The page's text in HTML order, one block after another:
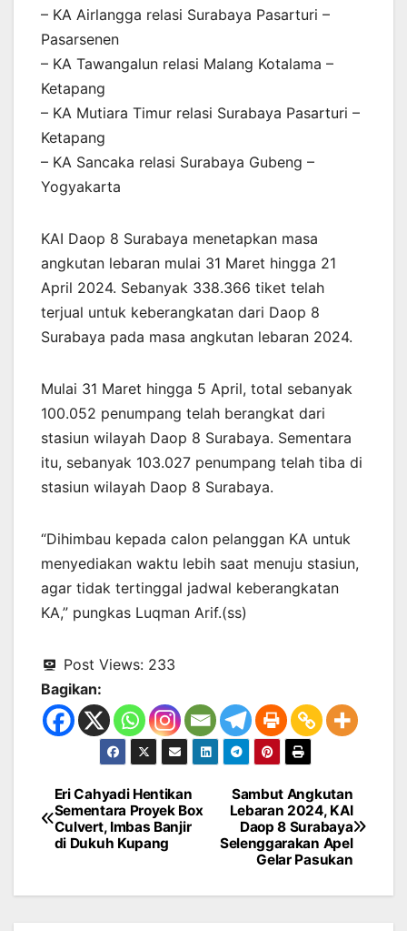
– KA Airlangga relasi Surabaya Pasarturi –
Pasarsenen
– KA Tawangalun relasi Malang Kotalama –
Ketapang
– KA Mutiara Timur relasi Surabaya Pasarturi –
Ketapang
– KA Sancaka relasi Surabaya Gubeng –
Yogyakarta
KAI Daop 8 Surabaya menetapkan masa
angkutan lebaran mulai 31 Maret hingga 21
April 2024. Sebanyak 338.366 tiket telah
terjual untuk keberangkatan dari Daop 8
Surabaya pada masa angkutan lebaran 2024.
Mulai 31 Maret hingga 5 April, total sebanyak
100.052 penumpang telah berangkat dari
stasiun wilayah Daop 8 Surabaya. Sementara
itu, sebanyak 103.027 penumpang telah tiba di
stasiun wilayah Daop 8 Surabaya.
“Dihimbau kepada calon pelanggan KA untuk
menyediakan waktu lebih saat menuju stasiun,
agar tidak tertinggal jadwal keberangkatan
KA,” pungkas Luqman Arif.(ss)
Post Views: 233
Bagikan:
Navigasi
pos
Sambut Angkutan
Lebaran 2024, KAI
Daop 8 Surabaya
Selenggarakan Apel
Gelar Pasukan
Eri Cahyadi Hentikan
Sementara Proyek Box
Culvert, Imbas Banjir
di Dukuh Kupang